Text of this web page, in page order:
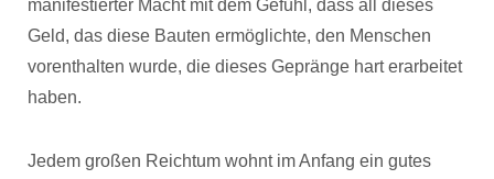
manifestierter Macht mit dem Gefühl, dass all dieses
Geld, das diese Bauten ermöglichte, den Menschen
vorenthalten wurde, die dieses Gepränge hart erarbeitet
haben.
Jedem großen Reichtum wohnt im Anfang ein gutes